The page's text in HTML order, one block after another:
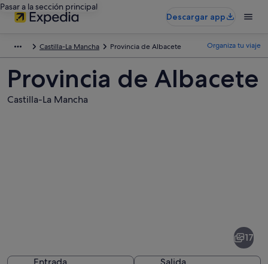
Pasar a la sección principal
Descargar app
Castilla-La Mancha Provincia de Albacete Organiza tu viaje
Provincia de Albacete
Castilla-La Mancha
17